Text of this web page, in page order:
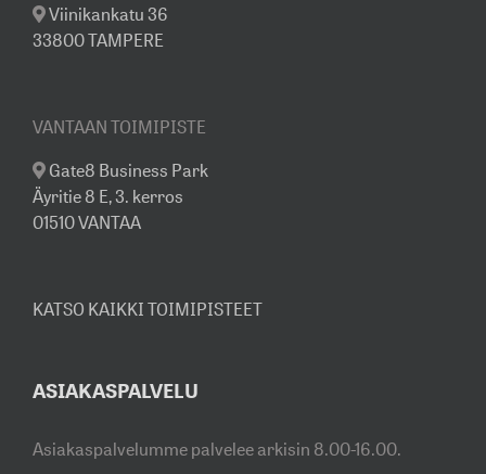
Viinikankatu 36
33800 TAMPERE
VANTAAN TOIMIPISTE
Gate8 Business Park
Äyritie 8 E, 3. kerros
01510 VANTAA
KATSO KAIKKI TOIMIPISTEET
ASIAKASPALVELU
Asiakaspalvelumme palvelee arkisin 8.00-16.00.